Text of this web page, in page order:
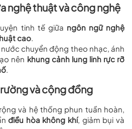
nghệ thuật và công nghệ
tinh tế giữa ngôn ngữ nghệ
cao
chuyển động theo nhạc, ánh
nên khung cảnh lung linh rực rỡ
và cộng đồng
và hệ thống phun tuần hoàn,
điều hòa không khí, giảm bụi và